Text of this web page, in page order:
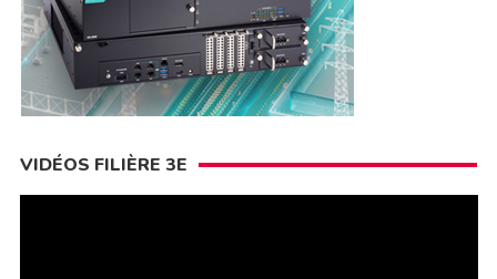
VIDÉOS FILIÈRE 3E